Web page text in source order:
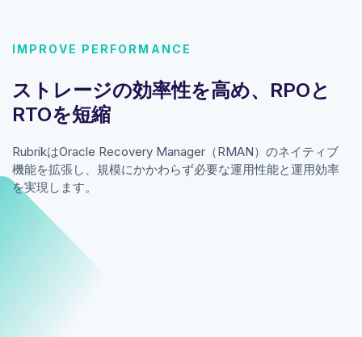
IMPROVE PERFORMANCE
ストレージの効率性を高め、RPOと
RTOを短縮
RubrikはOracle Recovery Manager（RMAN）のネイティブ
機能を拡張し、規模にかかわらず必要な運用性能と運用効率
を実現します。